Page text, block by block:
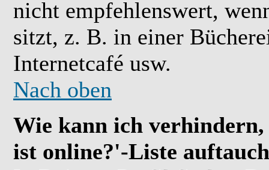
nicht empfehlenswert,
sitzt, z. B. in einer
Internetcafé usw.
Nach oben
Wie kann ich
ist online?'-Liste